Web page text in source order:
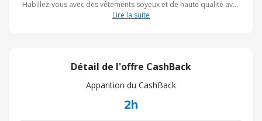
Habillez-vous avec des vêtements soyeux et de haute qualité avec
REPEAT cashmere.
Lire la suite
Détail de l'offre CashBack
Apparition du CashBack
2h